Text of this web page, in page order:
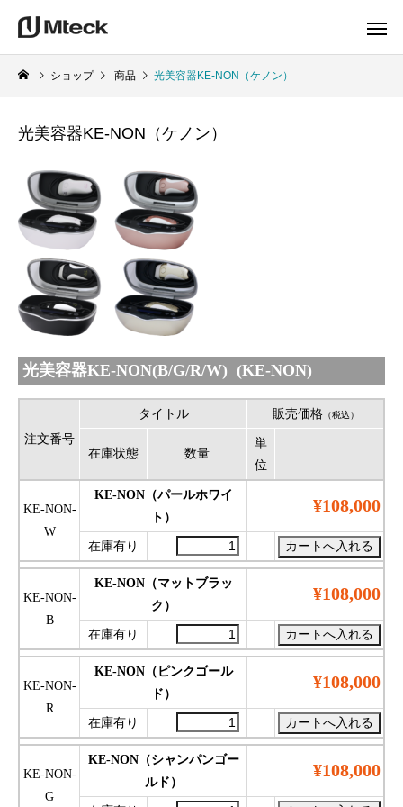
ショップ 商品 光美容器KE-NON（ケノン）
光美容器KE-NON（ケノン）
光美容器KE-NON(B/G/R/W) (KE-NON)
注文番号
タイトル 販売価格（税込）
在庫状態 数量
単
位
KE-NON-
W
KE-NON（パールホワイ
ト）
¥108,000
在庫有り
KE-NON-
B
KE-NON（マットブラッ
ク）
¥108,000
在庫有り
KE-NON-
R
KE-NON（ピンクゴール
ド）
¥108,000
在庫有り
KE-NON-
G
KE-NON（シャンパンゴー
ルド）
¥108,000